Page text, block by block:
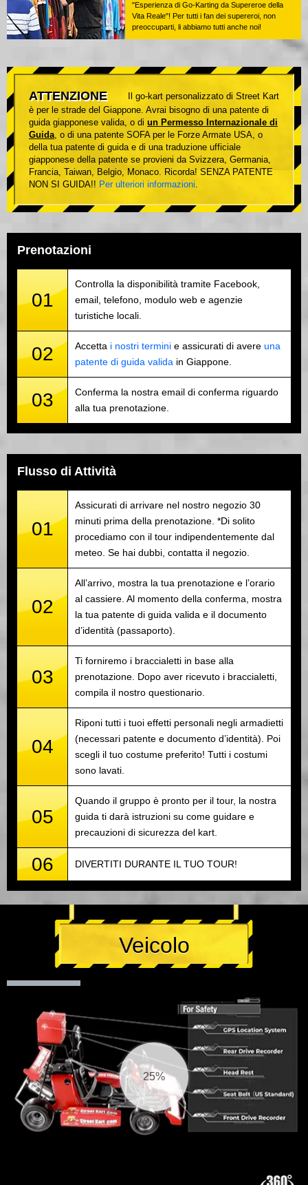
"Esperienza di Go-Karting da Supereroe della
Vita Reale"! Per tutti i fan dei supereroi, non
preoccuparti, li abbiamo tutti anche noi!
ATTENZIONE
Il go-kart personalizzato di Street Kart
è per le strade del Giappone. Avrai bisogno di una patente di
guida giapponese valida, o di un Permesso Internazionale di
Guida, o di una patente SOFA per le Forze Armate USA, o
della tua patente di guida e di una traduzione ufficiale
giapponese della patente se provieni da Svizzera, Germania,
Francia, Taiwan, Belgio, Monaco. Ricorda! SENZA PATENTE
NON SI GUIDA!! Per ulteriori informazioni.
Prenotazioni
01
Controlla la disponibilità tramite Facebook,
email, telefono, modulo web e agenzie
turistiche locali.
02 Accetta i nostri termini e assicurati di avere una
patente di guida valida in Giappone.
03
Conferma la nostra email di conferma riguardo
alla tua prenotazione.
Flusso di Attività
01
Assicurati di arrivare nel nostro negozio 30
minuti prima della prenotazione. *Di solito
procediamo con il tour indipendentemente dal
meteo. Se hai dubbi, contatta il negozio.
02
All’arrivo, mostra la tua prenotazione e l’orario
al cassiere. Al momento della conferma, mostra
la tua patente di guida valida e il documento
d’identità (passaporto).
03
Ti forniremo i braccialetti in base alla
prenotazione. Dopo aver ricevuto i braccialetti,
compila il nostro questionario.
04
Riponi tutti i tuoi effetti personali negli armadietti
(necessari patente e documento d’identità). Poi
scegli il tuo costume preferito! Tutti i costumi
sono lavati.
05
Quando il gruppo è pronto per il tour, la nostra
guida ti darà istruzioni su come guidare e
precauzioni di sicurezza del kart.
06 DIVERTITI DURANTE IL TUO TOUR!
Veicolo
26%